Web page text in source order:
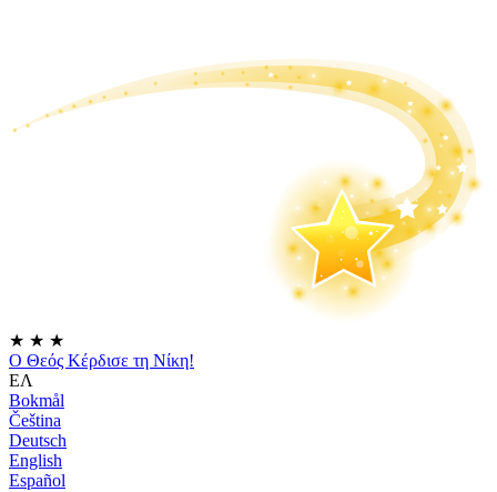
★ ★ ★
Ο Θεός Κέρδισε τη Νίκη!
ΕΛ
Bokmål
Čeština
Deutsch
English
Español